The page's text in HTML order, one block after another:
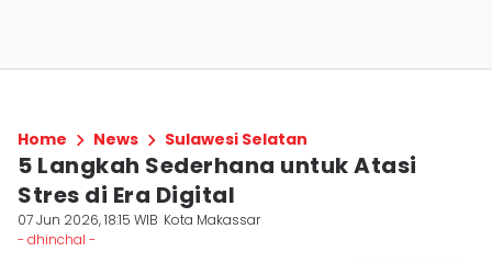
Home News Sulawesi Selatan
5 Langkah Sederhana untuk Atasi
Stres di Era Digital
07 Jun 2026, 18:15 WIB Kota Makassar
- dhinchal -